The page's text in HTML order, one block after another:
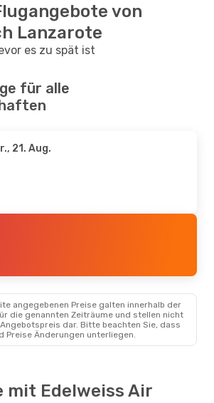
von
Lanzarote
es zu spät ist
für alle
21. Aug.
angegebenen Preise galten innerhalb der
die genannten Zeiträume und stellen nicht
dar. Bitte beachten Sie, dass
Preise Änderungen unterliegen.
mit Edelweiss Air